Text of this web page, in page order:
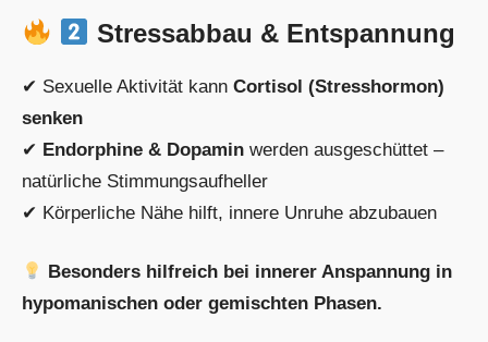
Stressabbau & Entspannung
✔ Sexuelle Aktivität kann Cortisol (Stresshormon)
senken
✔ Endorphine & Dopamin werden ausgeschüttet –
natürliche Stimmungsaufheller
✔ Körperliche Nähe hilft, innere Unruhe abzubauen
Besonders hilfreich bei innerer Anspannung in
hypomanischen oder gemischten Phasen.